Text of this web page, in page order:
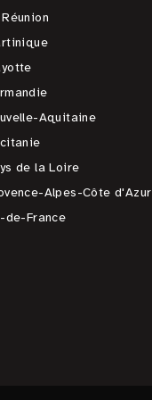
Aquitaine
de la Loire
Alpes-Côte d'Azur
de-France